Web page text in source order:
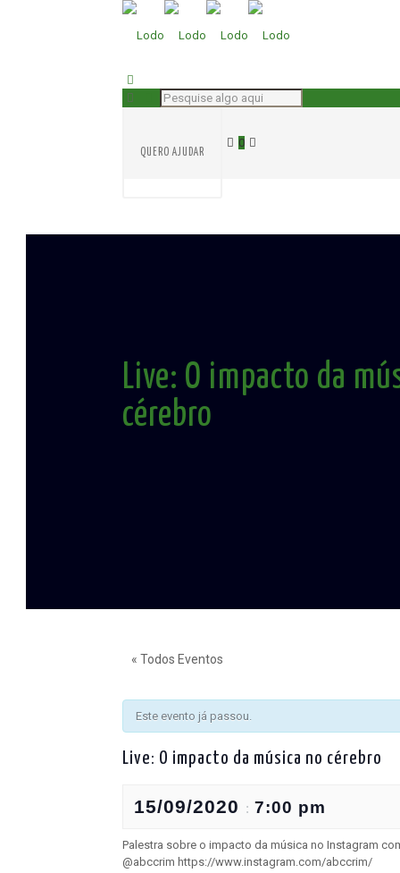
0
QUERO AJUDAR
Live: O impacto da
cérebro
« Todos Eventos
Este evento já passou.
Live: O impacto da música no cérebro
15/09/2020 : 7:00 pm
Palestra sobre o impacto da música no Instagram
@abccrim https://www.instagram.com/abccrim/